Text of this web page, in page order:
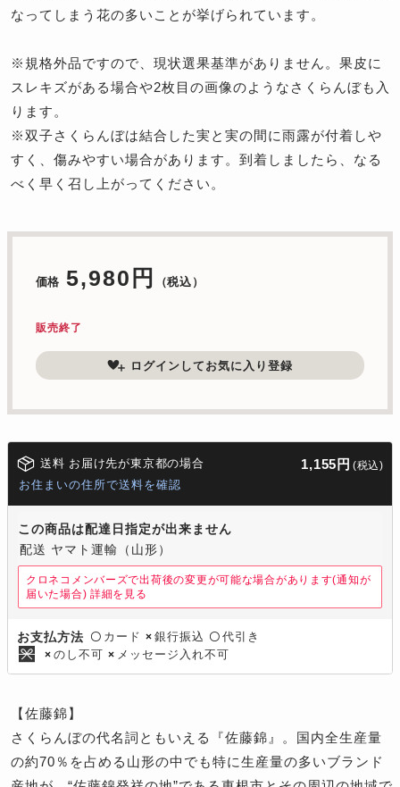
なってしまう花の多いことが挙げられています。
※規格外品ですので、現状選果基準がありません。果皮に
スレキズがある場合や2枚目の画像のようなさくらんぼも入
ります。
※双子さくらんぼは結合した実と実の間に雨露が付着しや
すく、傷みやすい場合があります。到着しましたら、なる
べく早く召し上がってください。
価格 5,980円 （税込）
販売終了
ログインしてお気に入り登録
送料 お届け先が東京都の場合 1,155円 (税込)
お住まいの住所で送料を確認
この商品は配達日指定が出来ません
配送 ヤマト運輸（山形）
クロネコメンバーズで出荷後の変更が可能な場合があります(通知が
届いた場合) 詳細を見る
お支払方法 〇 カード × 銀行振込 〇 代引き
× のし不可 × メッセージ入れ不可
【佐藤錦】
さくらんぼの代名詞ともいえる『佐藤錦』。国内全生産量
の約70％を占める山形の中でも特に生産量の多いブランド